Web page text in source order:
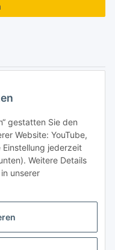
gestatten Sie den
Website: YouTube,
Einstellung jederzeit
Weitere Details
unserer